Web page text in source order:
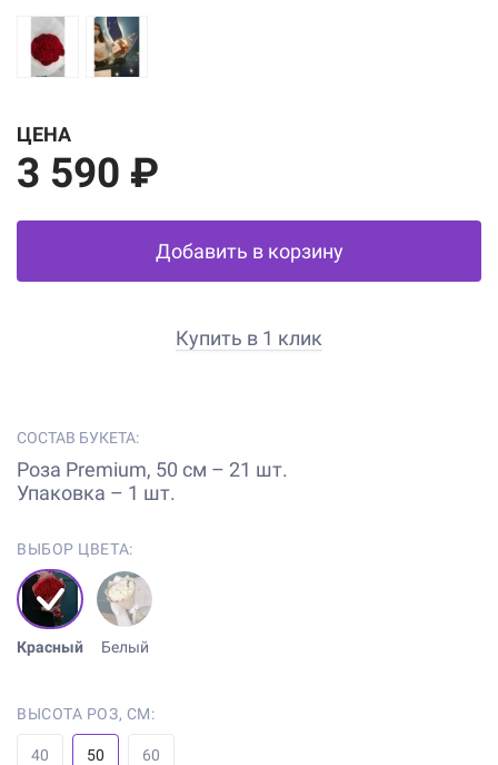
ЦЕНА
3 590 ₽
Добавить в корзину
Купить в 1 клик
СОСТАВ БУКЕТА:
Роза Premium, 50 см – 21 шт.
Упаковка – 1 шт.
ВЫБОР ЦВЕТА:
Красный Белый
ВЫСОТА РОЗ, СМ:
40 50 60